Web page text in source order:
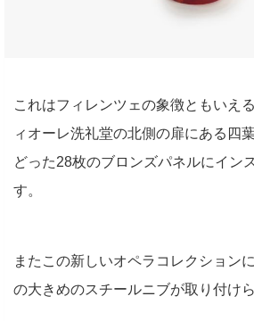
これはフィレンツェの象徴ともいえ
ィオーレ洗礼堂の北側の扉にある四
どった28枚のブロンズパネルにイン
す。
またこの新しいオペラコレクション
の大きめのスチールニブが取り付け